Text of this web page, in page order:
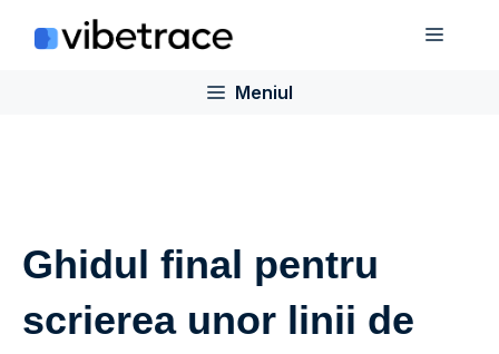
Meniul
Ghidul final pentru
scrierea unor linii de